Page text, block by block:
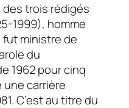
des trois rédigés
1999), homme
ministre de
du
1962 pour cinq
une carrière
C’est au titre du